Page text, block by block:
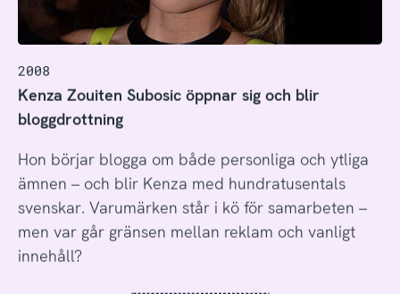
2008
Kenza Zouiten Subosic öppnar sig och blir
bloggdrottning
Hon börjar blogga om både personliga och ytliga
ämnen – och blir Kenza med hundratusentals
svenskar. Varumärken står i kö för samarbeten –
men var går gränsen mellan reklam och vanligt
innehåll?